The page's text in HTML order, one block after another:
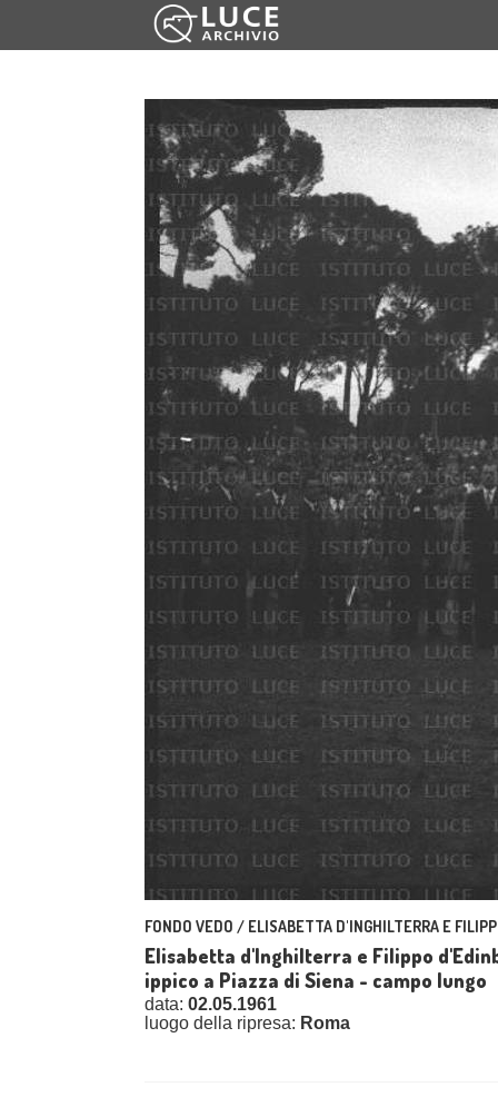
FONDO VEDO / ELISABETTA D'INGHILTERRA E
Elisabetta d'Inghilterra e Filippo
ippico a Piazza di Siena - campo lungo
data: 02.05.1961
luogo della ripresa: Roma